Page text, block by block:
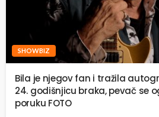
SHOWBIZ
Bila je njegov fan i tražila
24. godišnjicu braka, pevač se
poruku FOTO